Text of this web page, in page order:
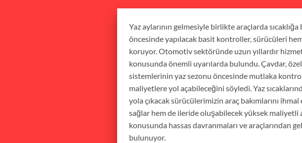
Yaz aylarının gelmesiyle birlikte araçlarda
öncesinde yapılacak basit kontroller, sürücüleri
koruyor. Otomotiv sektöründe uzun yıllardır
konusunda önemli uyarılarda bulundu. Çavdar,
sistemlerinin yaz sezonu öncesinde mutlaka
maliyetlere yol açabileceğini söyledi. Yaz
yola çıkacak sürücülerimizin araç bakımlarını
sağlar hem de ileride oluşabilecek yüksek maliyetli
konusunda hassas davranmaları ve araçlarından
bulunuyor.